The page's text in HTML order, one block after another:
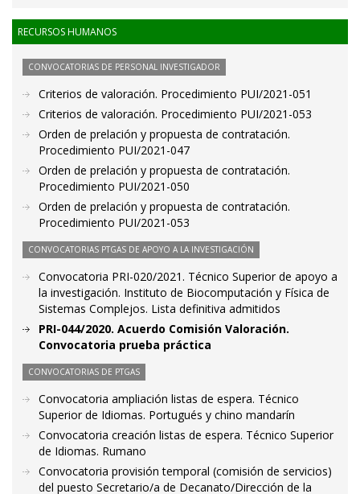
RECURSOS HUMANOS
CONVOCATORIAS DE PERSONAL INVESTIGADOR
Criterios de valoración. Procedimiento PUI/2021-051
Criterios de valoración. Procedimiento PUI/2021-053
Orden de prelación y propuesta de contratación.
Procedimiento PUI/2021-047
Orden de prelación y propuesta de contratación.
Procedimiento PUI/2021-050
Orden de prelación y propuesta de contratación.
Procedimiento PUI/2021-053
CONVOCATORIAS PTGAS DE APOYO A LA INVESTIGACIÓN
Convocatoria PRI-020/2021. Técnico Superior de apoyo a
la investigación. Instituto de Biocomputación y Física de
Sistemas Complejos. Lista definitiva admitidos
PRI-044/2020. Acuerdo Comisión Valoración.
Convocatoria prueba práctica
CONVOCATORIAS DE PTGAS
Convocatoria ampliación listas de espera. Técnico
Superior de Idiomas. Portugués y chino mandarín
Convocatoria creación listas de espera. Técnico Superior
de Idiomas. Rumano
Convocatoria provisión temporal (comisión de servicios)
del puesto Secretario/a de Decanato/Dirección de la